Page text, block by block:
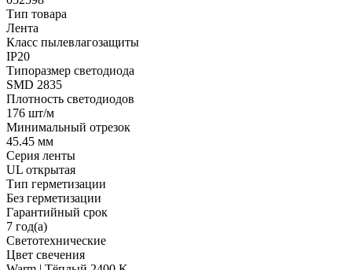
Тип товара
Лента
Класс пылевлагозащиты
IP20
Типоразмер светодиода
SMD 2835
Плотность светодиодов
176 шт/м
Минимальный отрезок
45.45 мм
Серия ленты
UL открытая
Тип герметизации
Без герметизации
Гарантийный срок
7 год(а)
Светотехнические
Цвет свечения